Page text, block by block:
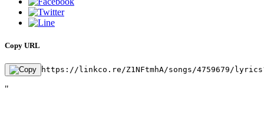
Copy URL
https://linkco.re/Z1NFtmhA/songs/4759679/
"